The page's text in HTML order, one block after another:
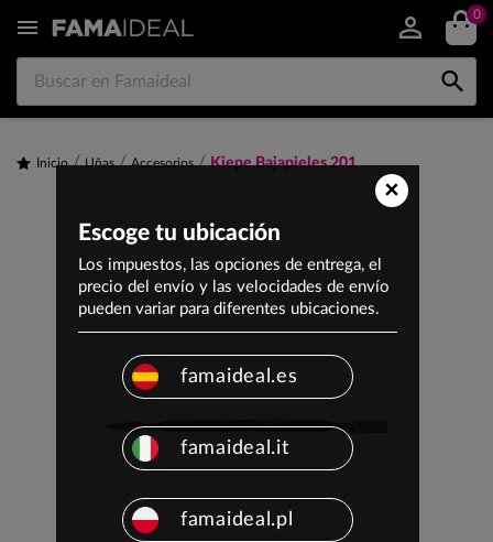
 0

Inicio Uñas Accesorios Kiepe Bajapieles 201
×
Escoge tu ubicación
Los impuestos, las opciones de entrega, el
precio del envío y las velocidades de envío
pueden variar para diferentes ubicaciones.
famaideal.es
famaideal.it
famaideal.pl